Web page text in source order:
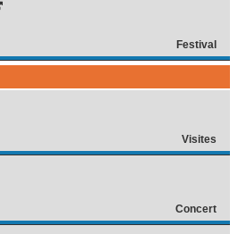
Festival
Visites
Concert